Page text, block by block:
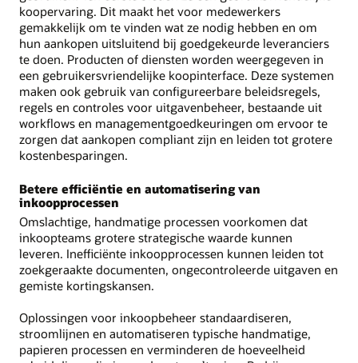
koopervaring. Dit maakt het voor medewerkers
gemakkelijk om te vinden wat ze nodig hebben en om
hun aankopen uitsluitend bij goedgekeurde leveranciers
te doen. Producten of diensten worden weergegeven in
een gebruikersvriendelijke koopinterface. Deze systemen
maken ook gebruik van configureerbare beleidsregels,
regels en controles voor uitgavenbeheer, bestaande uit
workflows en managementgoedkeuringen om ervoor te
zorgen dat aankopen compliant zijn en leiden tot grotere
kostenbesparingen.
Betere efficiëntie en automatisering van
inkoopprocessen
Omslachtige, handmatige processen voorkomen dat
inkoopteams grotere strategische waarde kunnen
leveren. Inefficiënte inkoopprocessen kunnen leiden tot
zoekgeraakte documenten, ongecontroleerde uitgaven en
gemiste kortingskansen.
Oplossingen voor inkoopbeheer standaardiseren,
stroomlijnen en automatiseren typische handmatige,
papieren processen en verminderen de hoeveelheid